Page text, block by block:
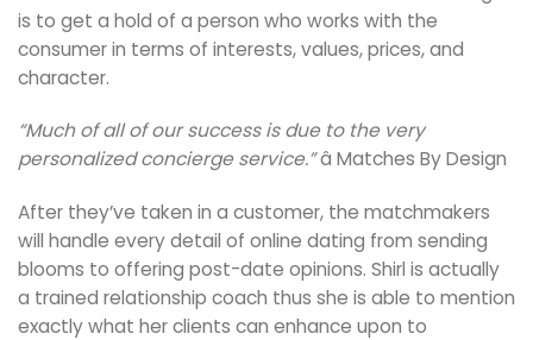
is to get a hold of a person who works with the
consumer in terms of interests, values, prices, and
character.
“Much of all of our success is due to the very
personalized concierge service.”â Matches By Design
After they’ve taken in a customer, the matchmakers
will handle every detail of online dating from sending
blooms to offering post-date opinions. Shirl is actually
a trained relationship coach thus she is able to mention
exactly what her clients can enhance upon to